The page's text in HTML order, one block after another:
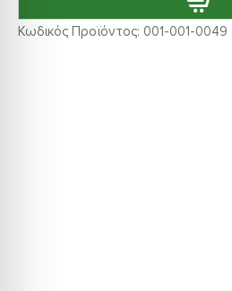
Κωδικός Προϊόντος: 001-001-0049